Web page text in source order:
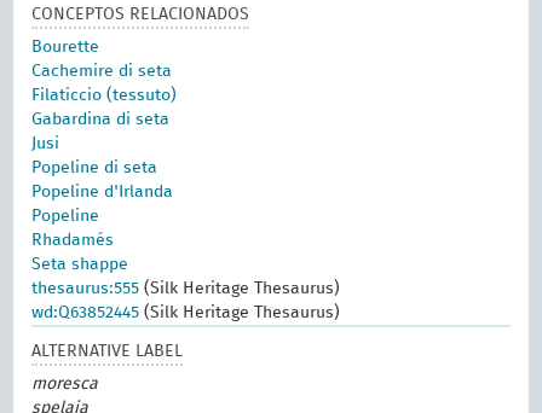
CONCEPTOS RELACIONADOS
Bourette
Cachemire di seta
Filaticcio (tessuto)
Gabardina di seta
Jusi
Popeline di seta
Popeline d'Irlanda
Popeline
Rhadamés
Seta shappe
thesaurus:555 (Silk Heritage Thesaurus)
wd:Q63852445 (Silk Heritage Thesaurus)
ALTERNATIVE LABEL
moresca
spelaia